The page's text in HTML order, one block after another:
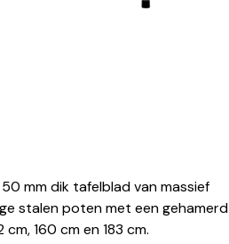
mm dik tafelblad van massief
stalen poten met een gehamerd
160 cm en 183 cm.